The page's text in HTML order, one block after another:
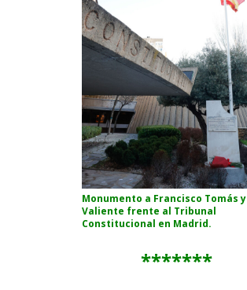
Monumento a Francisco Tomás y
Valiente frente al Tribunal
Constitucional en Madrid.
*******